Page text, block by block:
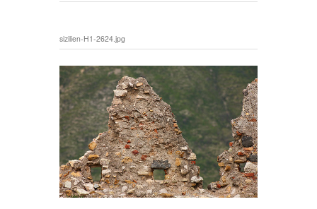
sizilien-H1-2624.jpg